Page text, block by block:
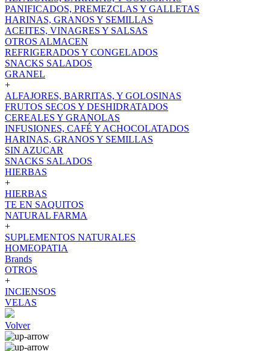
PANIFICADOS, PREMEZCLAS Y GALLETAS
HARINAS, GRANOS Y SEMILLAS
ACEITES, VINAGRES Y SALSAS
OTROS ALMACEN
REFRIGERADOS Y CONGELADOS
SNACKS SALADOS
GRANEL
+
ALFAJORES, BARRITAS, Y GOLOSINAS
FRUTOS SECOS Y DESHIDRATADOS
CEREALES Y GRANOLAS
INFUSIONES, CAFÉ Y ACHOCOLATADOS
HARINAS, GRANOS Y SEMILLAS
SIN AZUCAR
SNACKS SALADOS
HIERBAS
+
HIERBAS
TE EN SAQUITOS
NATURAL FARMA
+
SUPLEMENTOS NATURALES
HOMEOPATIA
Brands
OTROS
+
INCIENSOS
VELAS
Volver